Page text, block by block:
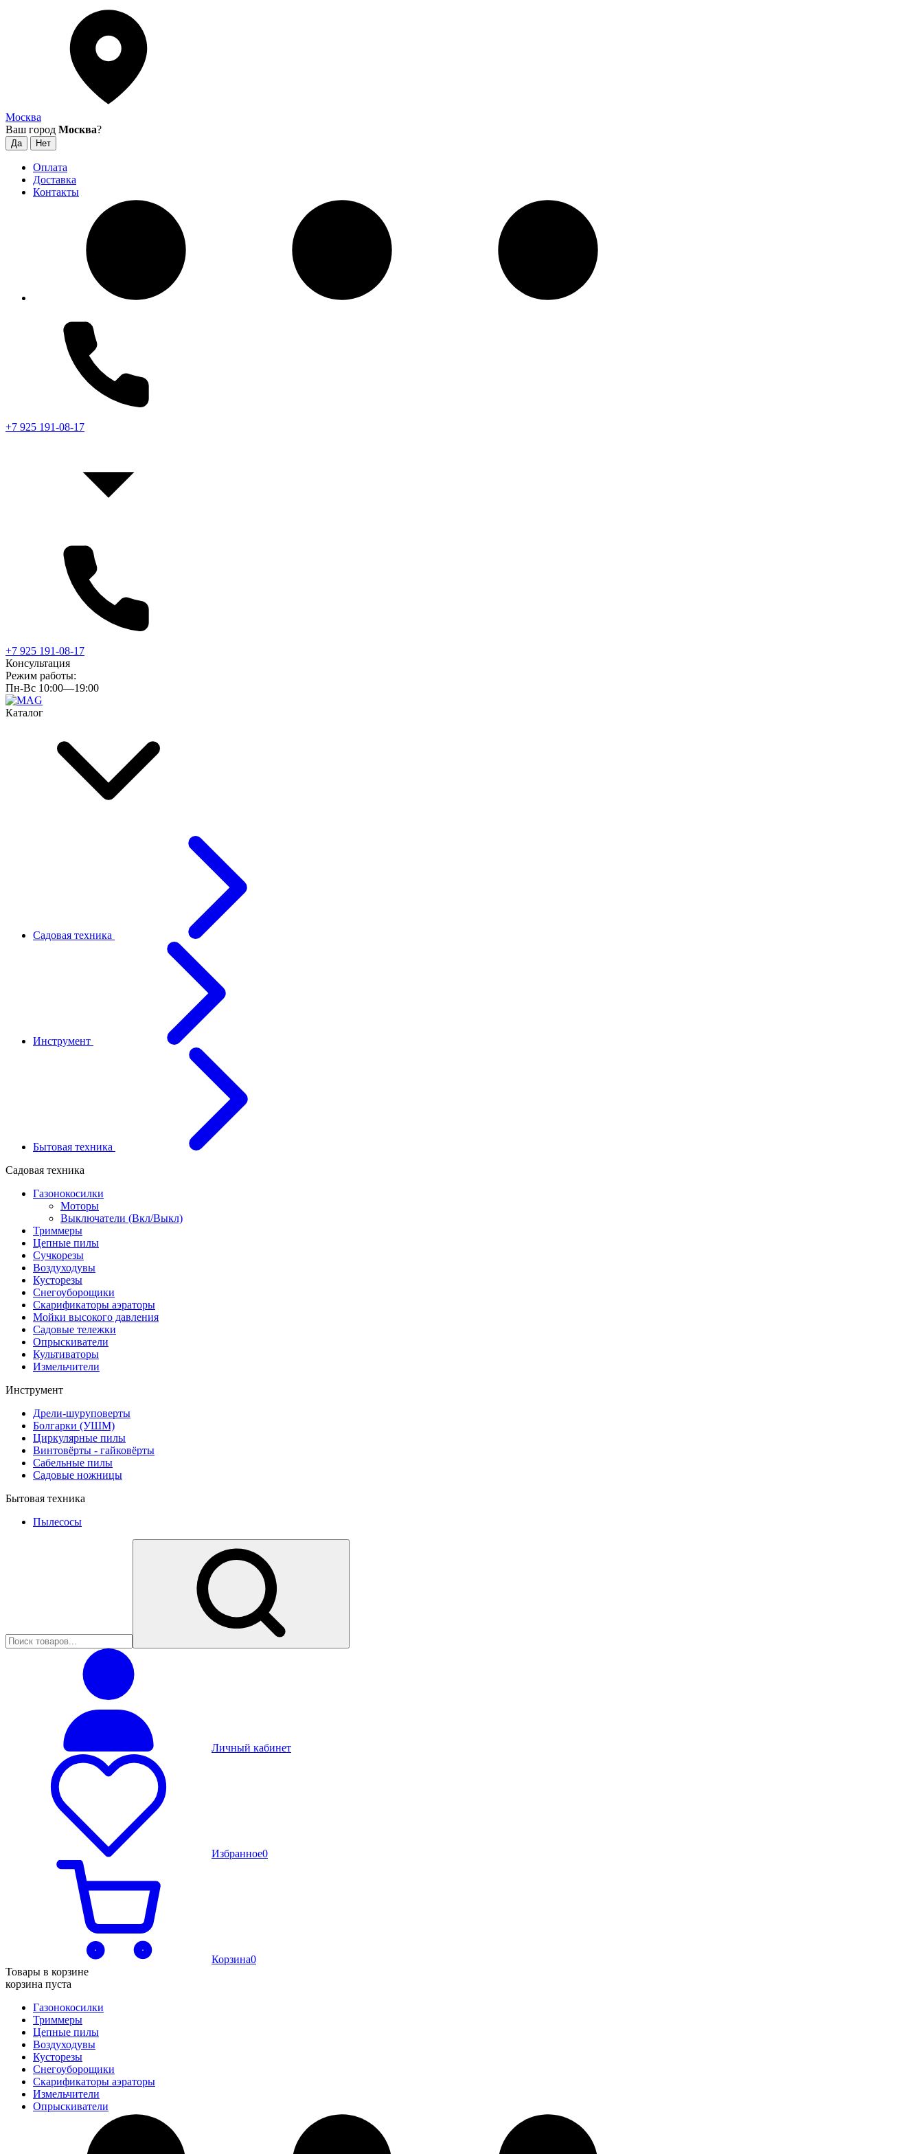
Москва
Ваш город Москва?
Оплата
Доставка
Контакты
+7 925 191-08-17
+7 925 191-08-17
Консультация
Режим работы:
Пн-Вс 10:00—19:00
Каталог
Садовая техника
Инструмент
Бытовая техника
Садовая техника
Газонокосилки
Моторы
Выключатели (Вкл/Выкл)
Триммеры
Цепные пилы
Cучкорезы
Воздуходувы
Кусторезы
Снегоуборощики
Скарификаторы аэраторы
Мойки высокого давления
Садовые тележки
Опрыскиватели
Культиваторы
Измельчители
Инструмент
Дрели-шуруповерты
Болгарки (УШМ)
Циркулярные пилы
Винтовёрты - гайковёрты
Сабельные пилы
Садовые ножницы
Бытовая техника
Пылесосы
Личный кабинет
Избранное0
Корзина0
Товары в корзине
корзина пуста
Газонокосилки
Триммеры
Цепные пилы
Воздуходувы
Кусторезы
Снегоуборощики
Скарификаторы аэраторы
Измельчители
Опрыскиватели